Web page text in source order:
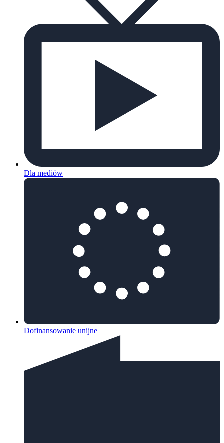
Dla mediów
Dofinansowanie unijne